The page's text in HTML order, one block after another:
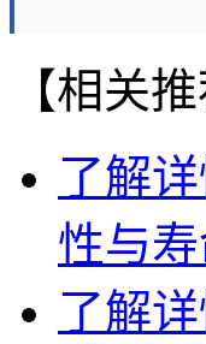
【相关推
了解
性与
了解